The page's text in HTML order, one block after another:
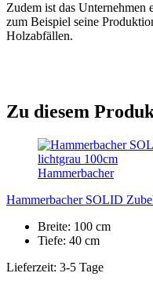
Zudem ist das Unternehmen
zum Beispiel seine
Holzabfällen.
Zu diesem
Hammerbacher
Hammerbacher SOLID
Breite: 100 cm
Tiefe: 40 cm
Lieferzeit: 3-5 Tage